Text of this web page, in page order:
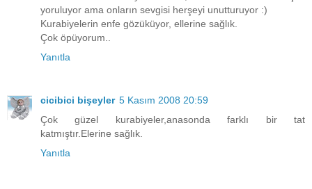
yoruluyor ama onların sevgisi herşeyi unutturuyor :)
Kurabiyelerin enfe gözüküyor, ellerine sağlık.
Çok öpüyorum..
Yanıtla
cicibici bişeyler 5 Kasım 2008 20:59
Çok güzel kurabiyeler,anasonda farklı bir tat
katmıştır.Elerine sağlık.
Yanıtla